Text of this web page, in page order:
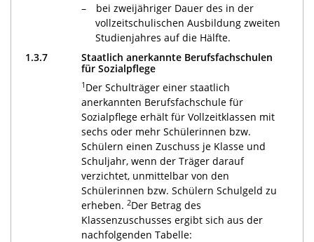
bei zweijähriger Dauer des in der
vollzeitschulischen Ausbildung zweiten
Studienjahres auf die Hälfte.
1.3.7
Staatlich anerkannte Berufsfachschulen
für Sozialpflege
1 Der Schulträger einer staatlich
anerkannten Berufsfachschule für
Sozialpflege erhält für Vollzeitklassen mit
sechs oder mehr Schülerinnen bzw.
Schülern einen Zuschuss je Klasse und
Schuljahr, wenn der Träger darauf
verzichtet, unmittelbar von den
Schülerinnen bzw. Schülern Schulgeld zu
erheben. 2Der Betrag des
Klassenzuschusses ergibt sich aus der
nachfolgenden Tabelle: